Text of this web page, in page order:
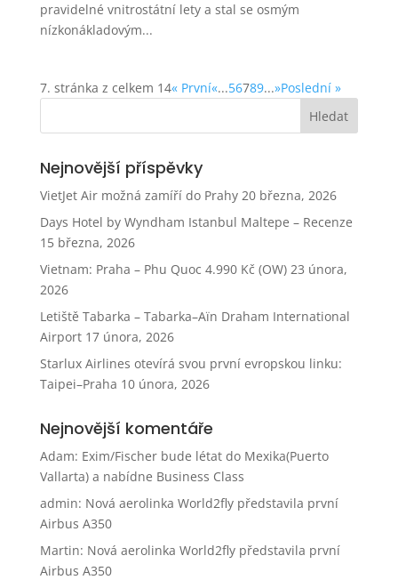
pravidelné vnitrostátní lety a stal se osmým
nízkonákladovým...
7. stránka z celkem 14« První«...56789...»Poslední »
Nejnovější příspěvky
VietJet Air možná zamíří do Prahy 20 března, 2026
Days Hotel by Wyndham Istanbul Maltepe – Recenze
15 března, 2026
Vietnam: Praha – Phu Quoc 4.990 Kč (OW) 23 února,
2026
Letiště Tabarka – Tabarka–Aïn Draham International
Airport 17 února, 2026
Starlux Airlines otevírá svou první evropskou linku:
Taipei–Praha 10 února, 2026
Nejnovější komentáře
Adam: Exim/Fischer bude létat do Mexika(Puerto
Vallarta) a nabídne Business Class
admin: Nová aerolinka World2fly představila první
Airbus A350
Martin: Nová aerolinka World2fly představila první
Airbus A350